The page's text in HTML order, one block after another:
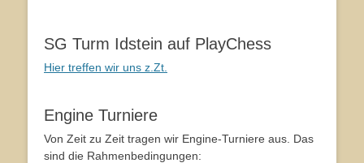
SG Turm Idstein auf PlayChess
Hier treffen wir uns z.Zt.
Engine Turniere
Von Zeit zu Zeit tragen wir Engine-Turniere aus. Das
sind die Rahmenbedingungen: